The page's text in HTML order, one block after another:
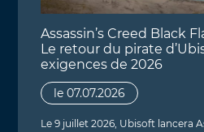
Assassin’s Creed Black
Le retour du pirate
exigences de 2026
le 07.07.2026
Le 9 juillet 2026, Ubisoft lancera